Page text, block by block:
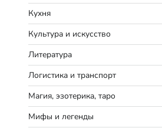
Кухня
Культура и искусство
Литература
Логистика и транспорт
Магия, эзотерика, таро
Мифы и легенды